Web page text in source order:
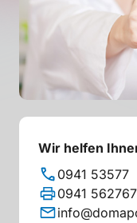
Wir helfen
0941 53577
0941 562767